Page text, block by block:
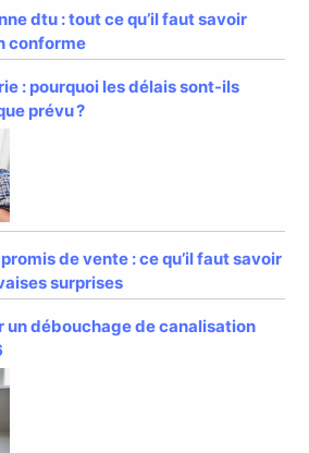
dtu : tout ce qu’il faut savoir
conforme
: pourquoi les délais sont-ils
prévu ?
de vente : ce qu’il faut savoir
surprises
un débouchage de canalisation